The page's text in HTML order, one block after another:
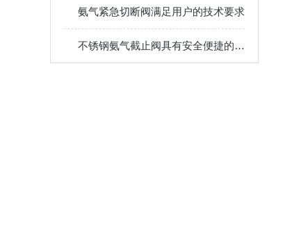
氨气紧急切断阀满足用户的技术要求
不锈钢氨气截止阀具有安全便捷的优点